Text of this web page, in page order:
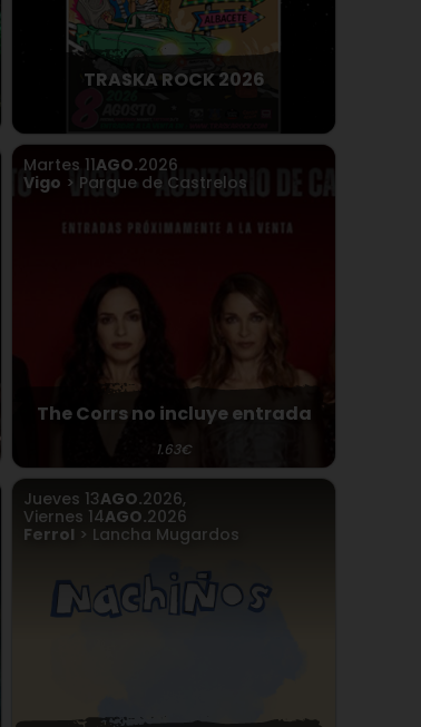
TRASKA ROCK 2026
Martes 11AGO.2026
Vigo > Parque de Castrelos
The Corrs no incluye entrada
1.63€
Jueves 13AGO.2026,
Viernes 14AGO.2026
Ferrol > Lancha Mugardos